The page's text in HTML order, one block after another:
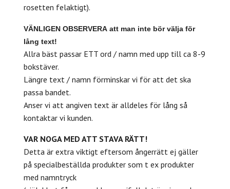
rosetten felaktigt).
VÄNLIGEN OBSERVERA att man inte bör välja för
lång text!
Allra bäst passar ETT ord / namn med upp till ca 8-9
bokstäver.
Längre text / namn förminskar vi för att det ska
passa bandet.
Anser vi att angiven text är alldeles för lång så
kontaktar vi kunden.
VAR NOGA MED ATT STAVA RÄTT!
Detta är extra viktigt eftersom ångerrätt ej gäller
på specialbeställda produkter som t ex produkter
med namntryck